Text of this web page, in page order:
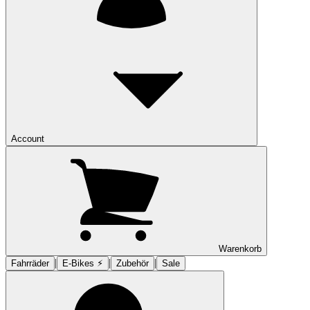
Account
Warenkorb
Fahrräder | E-Bikes ⚡︎ | Zubehör | Sale